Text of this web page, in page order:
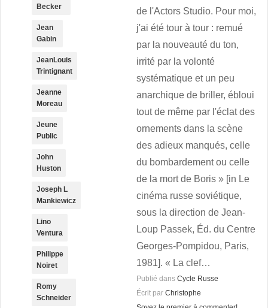
de l'Actors Studio. Pour moi,
j'ai été tour à tour : remué
par la nouveauté du ton,
irrité par la volonté
systématique et un peu
anarchique de briller, ébloui
tout de même par l'éclat des
ornements dans la scène
des adieux manqués, celle
du bombardement ou celle
de la mort de Boris » [in Le
cinéma russe soviétique,
sous la direction de Jean-
Loup Passek, Éd. du Centre
Georges-Pompidou, Paris,
1981]. « La clef…
Publié dans Cycle Russe
Écrit parChristophe
Becker
Jean
Gabin
JeanLouis
Trintignant
Jeanne
Moreau
Jeune
Public
John
Huston
Joseph L
Mankiewicz
Lino
Ventura
Philippe
Noiret
Romy
Schneider